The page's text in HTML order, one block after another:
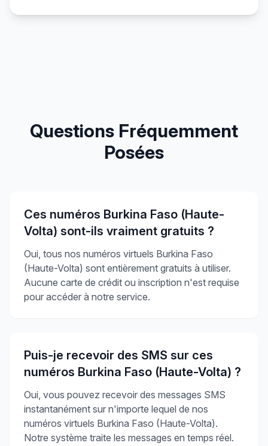
Questions Fréquemment
Posées
Ces numéros Burkina Faso (Haute-
Volta) sont-ils vraiment gratuits ?
Oui, tous nos numéros virtuels Burkina Faso
(Haute-Volta) sont entièrement gratuits à utiliser.
Aucune carte de crédit ou inscription n'est requise
pour accéder à notre service.
Puis-je recevoir des SMS sur ces
numéros Burkina Faso (Haute-Volta) ?
Oui, vous pouvez recevoir des messages SMS
instantanément sur n'importe lequel de nos
numéros virtuels Burkina Faso (Haute-Volta).
Notre système traite les messages en temps réel.